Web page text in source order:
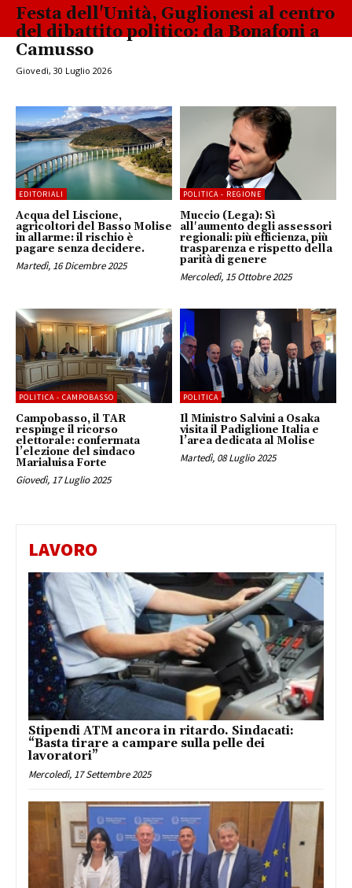
Festa dell'Unità, Guglionesi al centro
del dibattito politico: da Bonafoni a
Camusso
Giovedì, 30 Luglio 2026
EDITORIALI
Acqua del Liscione,
agricoltori del Basso Molise
in allarme: il rischio è
pagare senza decidere.
Martedì, 16 Dicembre 2025
POLITICA - REGIONE
Muccio (Lega): Sì
all'aumento degli assessori
regionali: più efficienza, più
trasparenza e rispetto della
parità di genere
Mercoledì, 15 Ottobre 2025
POLITICA - CAMPOBASSO
Campobasso, il TAR
respinge il ricorso
elettorale: confermata
l’elezione del sindaco
Marialuisa Forte
Giovedì, 17 Luglio 2025
POLITICA
Il Ministro Salvini a Osaka
visita il Padiglione Italia e
l’area dedicata al Molise
Martedì, 08 Luglio 2025
LAVORO
Stipendi ATM ancora in ritardo. Sindacati:
“Basta tirare a campare sulla pelle dei
lavoratori”
Mercoledì, 17 Settembre 2025